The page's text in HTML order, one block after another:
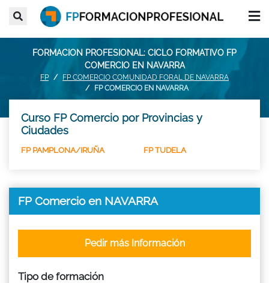
FORMACION PROFESIONAL: CICLO FORMATIVO FP
COMERCIO EN NAVARRA
FP
FP COMERCIO COMUNIDAD FORAL DE NAVARRA
FP COMERCIO EN NAVARRA
Curso FP Comercio por Provincias y
Ciudades
FP PAMPLONA/IRUÑA FP TUDELA
FP Comercio en NAVARRA
Tipo de formación
Pedir más Información